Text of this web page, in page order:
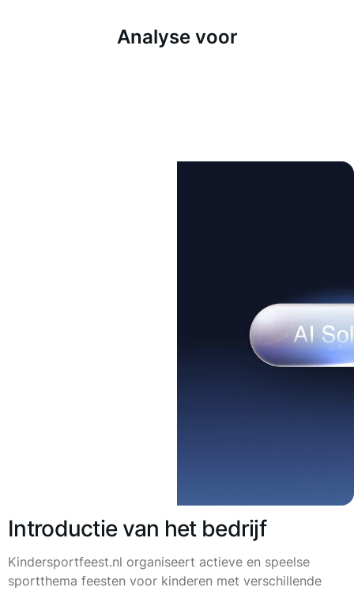
Analyse voor
Introductie van het bedrijf
Kindersportfeest.nl organiseert actieve en speelse
sportthema feesten voor kinderen met verschillende